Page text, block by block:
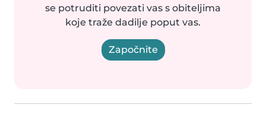
se potruditi povezati vas s obiteljima
koje traže dadilje poput vas.
Započnite